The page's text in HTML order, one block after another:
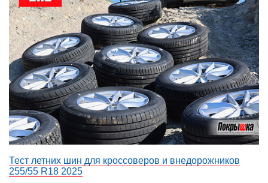
Тест летних шин для кроссоверов и внедорожников
255/55 R18 2025